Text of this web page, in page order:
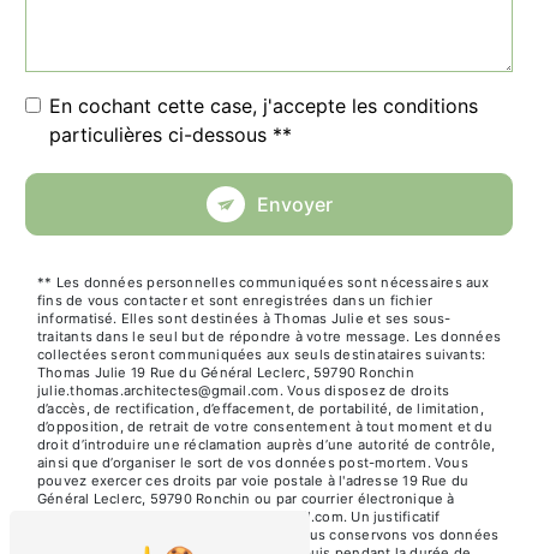
En cochant cette case, j'accepte les conditions
particulières ci-dessous **
Envoyer
** Les données personnelles communiquées sont nécessaires aux
fins de vous contacter et sont enregistrées dans un fichier
informatisé. Elles sont destinées à Thomas Julie et ses sous-
traitants dans le seul but de répondre à votre message. Les données
collectées seront communiquées aux seuls destinataires suivants:
Thomas Julie 19 Rue du Général Leclerc, 59790 Ronchin
julie.thomas.architectes@gmail.com. Vous disposez de droits
d’accès, de rectification, d’effacement, de portabilité, de limitation,
d’opposition, de retrait de votre consentement à tout moment et du
droit d’introduire une réclamation auprès d’une autorité de contrôle,
ainsi que d’organiser le sort de vos données post-mortem. Vous
pouvez exercer ces droits par voie postale à l'adresse 19 Rue du
Général Leclerc, 59790 Ronchin ou par courrier électronique à
l'adresse julie.thomas.architectes@gmail.com. Un justificatif
d'identité pourra vous être demandé. Nous conservons vos données